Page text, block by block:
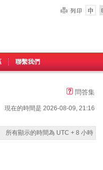
聯繫我們
問答集
現在的時間是 2026-08-09, 21:16
所有顯示的時間為 UTC + 8 小時